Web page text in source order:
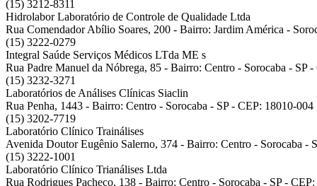
(15) 3212-8311
Hidrolabor Laboratório de Controle de Qualidade Ltda
Rua Comendador Abílio Soares, 200 - Bairro: Jardim América -
(15) 3222-0279
Integral Saúde Serviços Médicos LTda ME s
Rua Padre Manuel da Nóbrega, 85 - Bairro: Centro - Sorocaba - SP
(15) 3232-3271
Laboratórios de Análises Clínicas Siaclin
Rua Penha, 1443 - Bairro: Centro - Sorocaba - SP - CEP: 18010-004
(15) 3202-7719
Laboratório Clínico Trainálises
Avenida Doutor Eugênio Salerno, 374 - Bairro: Centro - Sorocaba -
(15) 3222-1001
Laboratório Clínico Trianálises Ltda
Rua Rodrigues Pacheco, 138 - Bairro: Centro - Sorocaba - SP -